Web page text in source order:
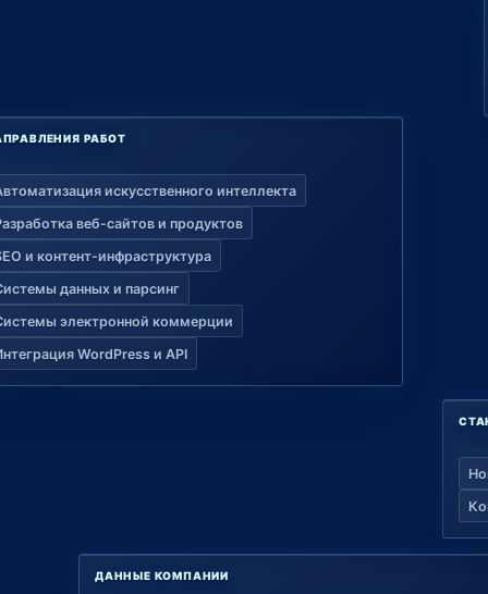
РАБОТ
искусственного интеллекта
веб-сайтов и продуктов
и контент-инфраструктура
данных и парсинг
электронной коммерции
WordPress и API
ДАННЫЕ КОМПАНИИ